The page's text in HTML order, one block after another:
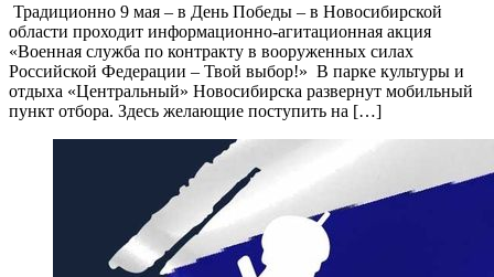
Традиционно 9 мая – в День Победы – в Новосибирской
области проходит информационно-агитационная акция
«Военная служба по контракту в вооруженных силах
Российской Федерации – Твой выбор!» В парке культуры и
отдыха «Центральный» Новосибирска развернут мобильный
пункт отбора. Здесь желающие поступить на […]